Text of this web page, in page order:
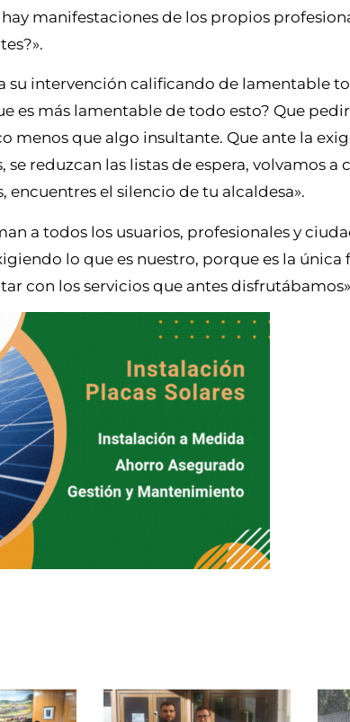
manifestaciones de los propios
su intervención calificando de lamentable
es más lamentable de todo esto? Que
menos que algo insultante. Que ante la
reduzcan las listas de espera, volvamos a
el silencio de tu alcaldesa».
a todos los usuarios, profesionales y
lo que es nuestro, porque es la única
con los servicios que antes